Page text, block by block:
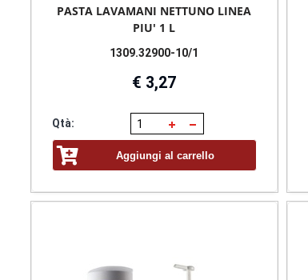
PASTA LAVAMANI NETTUNO LINEA
PIU' 1 L
1309.32900-10/1
€ 3,27
Qtà:
Aggiungi al carrello